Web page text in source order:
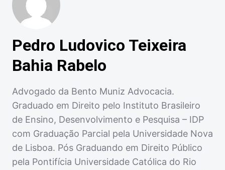
Pedro Ludovico Teixeira
Bahia Rabelo
Advogado da Bento Muniz Advocacia.
Graduado em Direito pelo Instituto Brasileiro
de Ensino, Desenvolvimento e Pesquisa – IDP
com Graduação Parcial pela Universidade Nova
de Lisboa. Pós Graduando em Direito Público
pela Pontifícia Universidade Católica do Rio